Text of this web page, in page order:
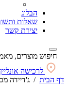
הבלוג
שאלות
יצירת קשר
חיפוש מוצרים,
לרכישה אונליין
דף הבית / ג'דיידה